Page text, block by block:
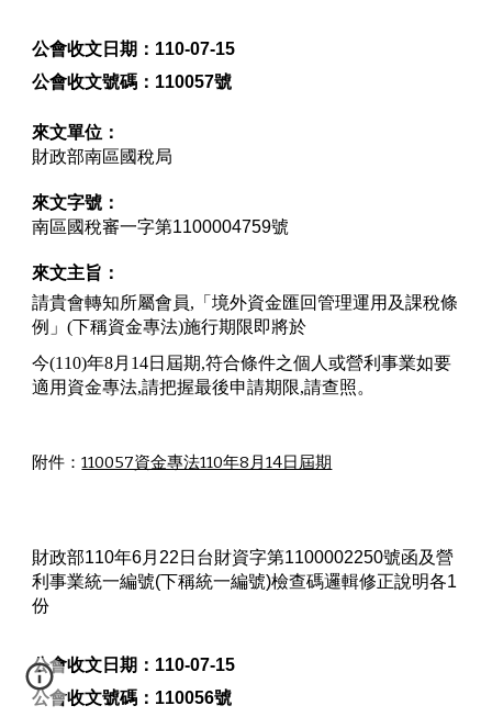
公會收文日期： 110-07-15
公會收文號碼： 110057號
來文單位：
財政部南區國稅局
來文字號：
南區國稅審一字第1100004759號
來文主旨：
請貴會轉知所屬會員,「境外資金匯回管理運用及課稅條
例」(下稱資金專法)施行期限即將於
今(110)年8月14日屆期,符合條件之個人或營利事業如要
適用資金專法,請把握最後申請期限,請查照。
附件：110057資金專法110年8月14日屆期
財政部110年6月22日台財資字第1100002250號函及營
利事業統一編號(下稱統一編號)檢查碼邏輯修正說明各1
份
公會收文日期： 110-07-15
公會收文號碼： 110056號